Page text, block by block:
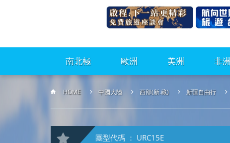
南北極 歐洲 美洲 非
HOME 中國大陸 西部(新.藏) 新疆自由行
團型代碼 ： URC15E